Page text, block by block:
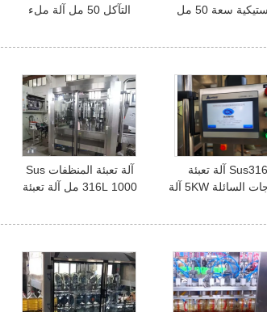
التآكل 50 مل آلة ملء
سعة 50 مل
آلة تعبئة المنظفات Sus
316L 1000 مل آلة تعبئة
Sus316L آلة تعبئة
الزجاجات السائلة 5KW آلة